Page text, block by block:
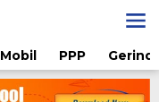
Mobil PPP